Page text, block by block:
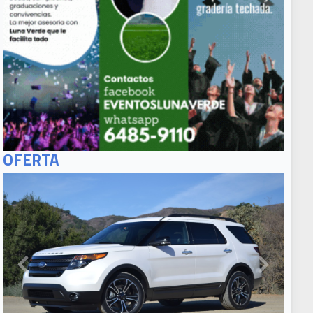
OFERTA
EXPLORER
2013(Slide
Title 02)
EXPLORER
2013(Slide
Caption 02)